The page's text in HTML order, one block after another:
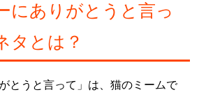
にありがとうと言っ
タとは？
とうと言って」は、猫のミームで